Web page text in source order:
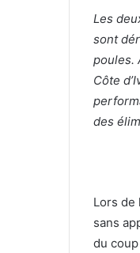
Les
sont
poules.
Côte
des
Lors de
sans
du